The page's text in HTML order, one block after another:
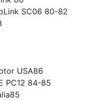
SC06 80-82
USA86
PC12 84-85